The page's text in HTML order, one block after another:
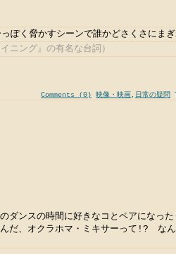
ぽく脅かすシーンで誰かどさくさにま
ニング』の有名な台詞）
Comments (0) 映像・映画 , 日常の疑問
ンスの時間に好きなコとペアになっ
だ、オクラホマ・ミキサーって!? な